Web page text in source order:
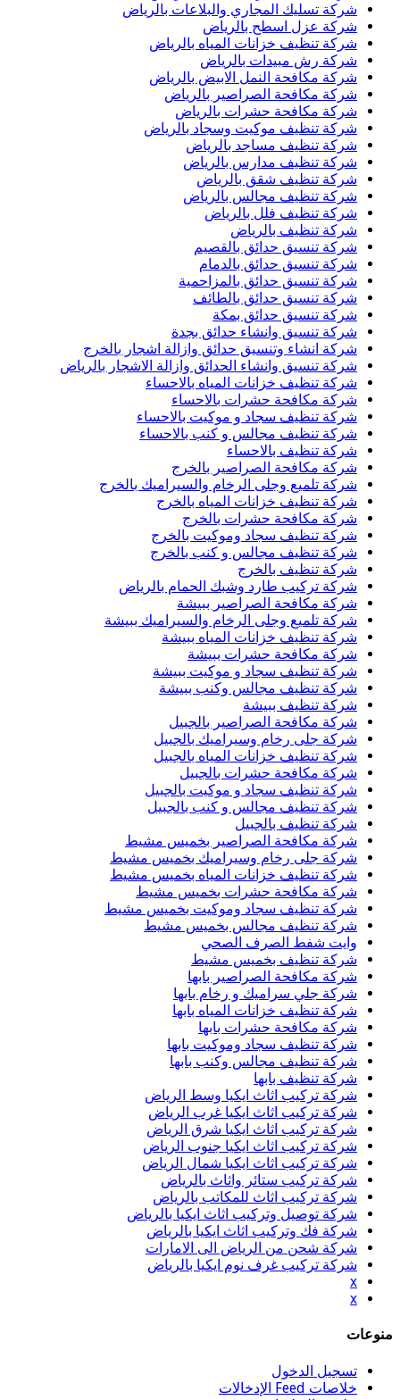
شركة تسليك المجاري والبلاعات بالرياض
شركة عزل اسطح بالرياض
شركة تنظيف خزانات المياه بالرياض
شركة رش مبيدات بالرياض
شركة مكافحة النمل الابيض بالرياض
شركة مكافحة الصراصير بالرياض
شركة مكافحة حشرات بالرياض
شركة تنظيف موكيت وسجاد بالرياض
شركة تنظيف مساجد بالرياض
شركة تنظيف مدارس بالرياض
شركة تنظيف شقق بالرياض
شركة تنظيف مجالس بالرياض
شركة تنظيف فلل بالرياض
شركة تنظيف بالرياض
شركة تنسيق حدائق بالقصيم
شركة تنسيق حدائق بالدمام
شركة تنسيق حدائق بالمزاحمية
شركة تنسيق حدائق بالطائف
شركة تنسيق حدائق بمكة
شركة تنسيق وانشاء حدائق بجدة
شركة انشاء وتنسيق حدائق وازالة اشجار بالخرج
شركة تنسيق وانشاء الحدائق وازالة الاشجار بالرياض
شركة تنظيف خزانات المياه بالاحساء
شركة مكافحة حشرات بالاحساء
شركة تنظيف سجاد و موكيت بالاحساء
شركة تنظيف مجالس و كنب بالاحساء
شركة تنظيف بالاحساء
شركة مكافحة الصراصير بالخرج
شركة تلميع وجلى الرخام والسيراميك بالخرج
شركة تنظيف خزانات المياه بالخرج
شركة مكافحة حشرات بالخرج
شركة تنظيف سجاد وموكيت بالخرج
شركة تنظيف مجالس و كنب بالخرج
شركة تنظيف بالخرج
شركة تركيب طارد وشبك الحمام بالرياض
شركة مكافحة الصراصير ببيشة
شركة تلميع وجلى الرخام والسيراميك ببيشة
شركة تنظيف خزانات المياه ببيشة
شركة مكافحة حشرات ببيشة
شركة تنظيف سجاد و موكيت ببيشة
شركة تنظيف مجالس وكنب ببيشة
شركة تنظيف ببيشة
شركة مكافحة الصراصير بالجبيل
شركة جلى رخام وسيراميك بالجبيل
شركة تنظيف خزانات المياه بالجبيل
شركة مكافحة حشرات بالجبيل
شركة تنظيف سجاد و موكيت بالجبيل
شركة تنظيف مجالس و كنب بالجبيل
شركة تنظيف بالجبيل
شركة مكافحة الصراصير بخميس مشيط
شركة جلى رخام وسيراميك بخميس مشيط
شركة تنظيف خزانات المياه بخميس مشيط
شركة مكافحة حشرات بخميس مشيط
شركة تنظيف سجاد وموكيت بخميس مشيط
شركة تنظيف مجالس بخميس مشيط
وايت شفط الصرف الصحي
شركة تنظيف بخميس مشيط
شركة مكافحة الصراصير بابها
شركة جلي سراميك و رخام بابها
شركة تنظيف خزانات المياه بابها
شركة مكافحة حشرات بابها
شركة تنظيف سجاد وموكيت بابها
شركة تنظيف مجالس وكنب بابها
شركة تنظيف بابها
شركة تركيب اثاث ايكيا وسط الرياض
شركة تركيب اثاث ايكيا غرب الرياض
شركة تركيب اثاث ايكيا شرق الرياض
شركة تركيب اثاث ايكيا جنوب الرياض
شركة تركيب اثاث ايكيا شمال الرياض
شركة تركيب ستائر واثاث بالرياض
شركة تركيب اثاث للمكاتب بالرياض
شركة توصيل وتركيب اثاث ايكيا بالرياض
شركة فك وتركيب اثاث ايكيا بالرياض
شركة شحن من الرياض الى الامارات
شركة تركيب غرف نوم ايكيا بالرياض
x
x
منوعات
تسجيل الدخول
خلاصات Feed الإدخالات